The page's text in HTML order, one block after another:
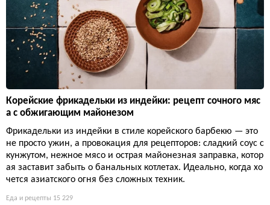
Корейские фрикадельки из индейки: рецепт сочного мяс
а с обжигающим майонезом
Фрикадельки из индейки в стиле корейского барбекю — это
не просто ужин, а провокация для рецепторов: сладкий соус с
кунжутом, нежное мясо и острая майонезная заправка, котор
ая заставит забыть о банальных котлетах. Идеально, когда хо
чется азиатского огня без сложных техник.
Еда и рецепты 15 229